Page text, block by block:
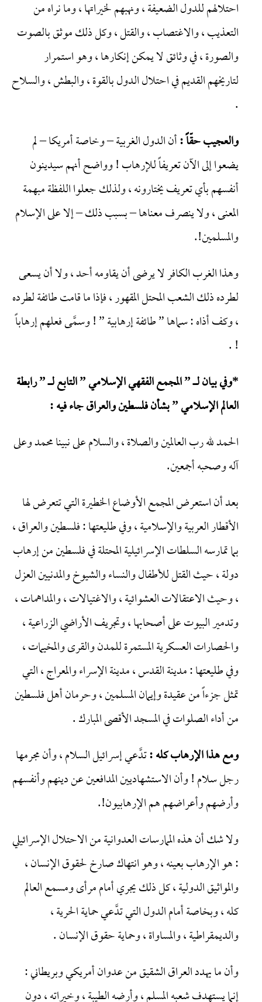
احتلالهم للدول الضعيفة ، ونهبهم لخيراتها ، وما نراه من
التعذيب ، والاغتصاب ، والقتل ، وكل ذلك موثق بالصوت
والصورة ، في وثائق لا يمكن إنكارها ، وهو استمرار
لتاريخهم القديم في احتلال الدول بالقوة ، والبطش ، والسلاح
.
والعجيب حقّاً :أن الدول الغربية – وخاصة أمريكا – لم
يضعوا إلى الآن تعريفاً للإرهاب ! وواضح أنهم سيدينون
أنفسهم بأي تعريف يختارونه ، ولذلك جعلوا اللفظة مبهمة
المعنى ، ولا ينصرف معناها – بسبب ذلك – إلا على الإسلام
والمسلمين!.
وهذا الغرب الكافر لا يرضى أن يقاومه أحد ، ولا أن يسعى
لطرده ذلك الشعب المحتل المقهور ، فإذا ما قامت طائفة لطرده
، وكف أذاه : سماها ” طائفة إرهابية ” ! وسمَّى فعلهم إرهاباً
! .
*وفي بيان لـ ” المجمع الفقهي الإسلامي ” التابع لـ ” رابطة
العالم الإسلامي ”بشأن فلسطين والعراق جاء فيه :
الحمد لله رب العالمين والصلاة ، والسلام على نبينا محمد وعلى
آله وصحبه أجمعين.
بعد أن استعرض المجمع الأوضاع الخطيرة التي تتعرض لها
الأقطار العربية والإسلامية ، وفي طليعتها : فلسطين والعراق ،
بما تمارسه السلطات الإسرائيلية المحتلة في فلسطين من إرهاب
دولة ، حيث القتل للأطفال والنساء والشيوخ والمدنيين العزل
، وحيث الاعتقالات العشوائية ، والاغتيالات ، والمداهمات ،
وتدمير البيوت على أصحابها ، وتجريف الأراضي الزراعية ،
والحصارات العسكرية المستمرة للمدن والقرى والمخيمات ،
وفي طليعتها : مدينة القدس ، مدينة الإسراء والمعراج ، التي
تمثل جزءاً من عقيدة وإيمان المسلمين ، وحرمان أهل فلسطين
من أداء الصلوات في المسجد الأقصى المبارك .
ومع هذا الإرهاب كله :تدَّعي إسرائيل السلام ، وأن مجرمها
رجل سلام ! وأن الاستشهاديين المدافعين عن دينهم وأنفسهم
وأرضهم وأعراضهم هم الإرهابيون!.
ولا شك أن هذه الممارسات العدوانية من الاحتلال الإسرائيلي
: هو الإرهاب بعينه ، وهو انتهاك صارخ لحقوق الإنسان ،
والمواثيق الدولية ، كل ذلك يجري أمام مرأى ومسمع العالم
كله ، وبخاصة أمام الدول التي تدَّعي حماية الحرية ،
والديمقراطية ، والمساواة ، وحماية حقوق الإنسان .
وأن ما يهدد العراق الشقيق من عدوان أمريكي وبريطاني :
إنما يستهدف شعبه المسلم ، وأرضه الطيبة ، وخيراته ، دون